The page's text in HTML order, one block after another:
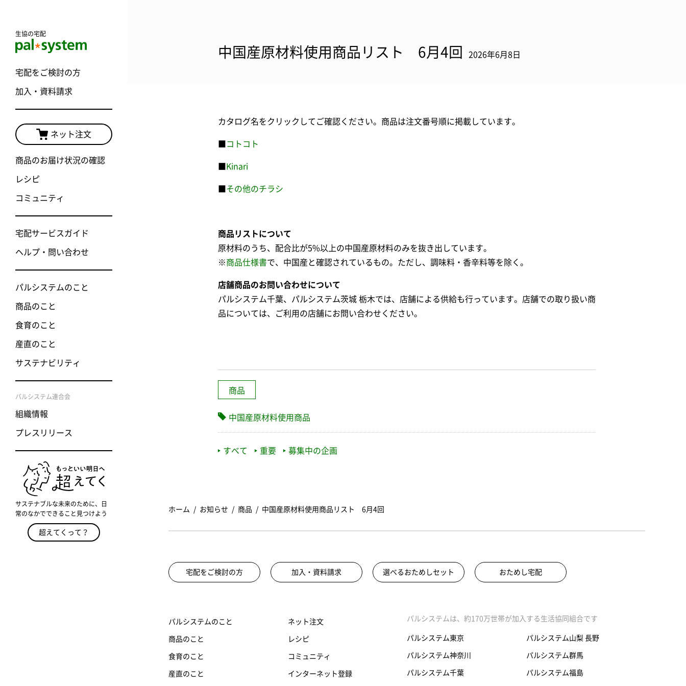
生協の宅配
宅配をご検討の方
加入・資料請求
ネット注文
商品のお届け状況の確認
レシピ
コミュニティ
宅配サービスガイド
ヘルプ・問い合わせ
パルシステムのこと
商品のこと
食育のこと
産直のこと
サステナビリティ
パルシステム連合会
組織情報
プレスリリース
サステナブルな未来のために、日
常のなかでできること見つけよう
超えてくって？
中国産原材料使用商品リスト 6月4回 2026年6月8日
カタログ名をクリックしてご確認ください。商品は注文番号順に掲載しています。
コトコト
Kinari
その他のチラシ
商品リストについて
原材料のうち、配合比が5%以上の中国産原材料のみを抜き出しています。
※商品仕様書で、中国産と確認されているもの。ただし、調味料・香辛料等を除く。
店舗商品のお問い合わせについて
パルシステム千葉、パルシステム茨城 栃木では、店舗による供給も行っています。店舗での取り扱い商
品については、ご利用の店舗にお問い合わせください。
商品
中国産原材料使用商品
すべて 重要 募集中の企画
ホーム お知らせ 商品 中国産原材料使用商品リスト 6月4回
宅配をご検討の方 加入・資料請求 選べるおためしセット おためし宅配
パルシステムのこと
商品のこと
食育のこと
産直のこと
ネット注文
レシピ
コミュニティ
インターネット登録
パルシステムは、約170万世帯が加入する生活協同組合です
パルシステム東京
パルシステム神奈川
パルシステム千葉
パルシステム山梨 長野
パルシステム群馬
パルシステム福島